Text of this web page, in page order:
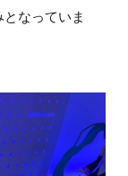
なっていま